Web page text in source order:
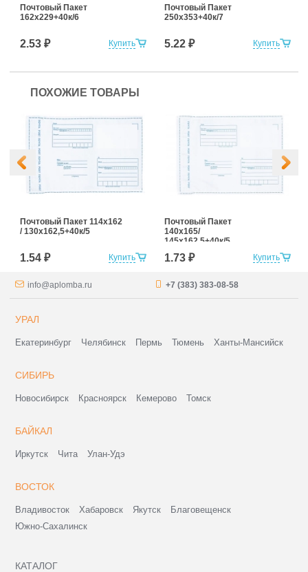
Купить
Почтовый Пакет
162х229+40к/6
2.53 ₽ Купить
Почтовый Пакет
250х353+40к/7
5.22 ₽
ПОХОЖИЕ ТОВАРЫ
Купить
Почтовый Пакет 114х162
/ 130x162,5+40к/5
1.54 ₽ Купить
Почтовый Пакет
140х165/
145x162,5+40к/5
1.73 ₽
info@aplomba.ru +7 (383) 383-08-58
УРАЛ
Екатеринбург Челябинск Пермь Тюмень Ханты-Мансийск
СИБИРЬ
Новосибирск Красноярск Кемерово Томск
БАЙКАЛ
Иркутск Чита Улан-Удэ
ВОСТОК
Владивосток Хабаровск Якутск
Благовещенск
Южно-Сахалинск
КАТАЛОГ